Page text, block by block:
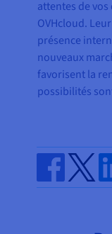
attentes de
OVHcloud.
présence
nouveaux
favorisent la
possibilités
Share onShare